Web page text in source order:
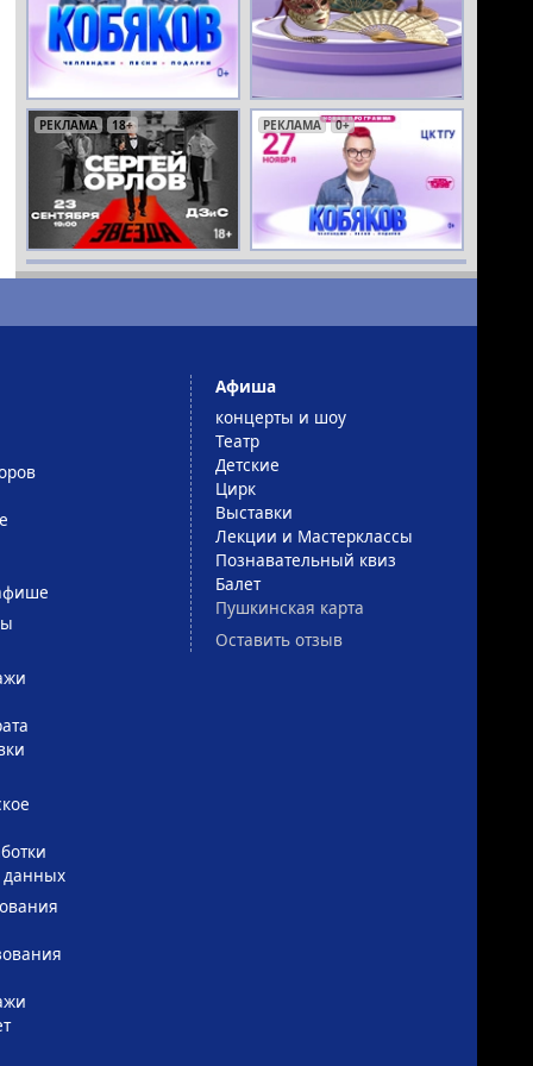
РЕКЛАМА 18+
РЕКЛАМА 16+
РЕКЛАМА 12+ РЕКЛАМА 0+
РЕКЛАМА 16+
РЕКЛАМА 18+
РЕКЛАМА 12+
данных
Афиша
концерты и шоу
Театр
Детские
Цирк
Выставки
Лекции и Мастерклассы
Познавательный квиз
Балет
Пушкинская карта
Оставить отзыв